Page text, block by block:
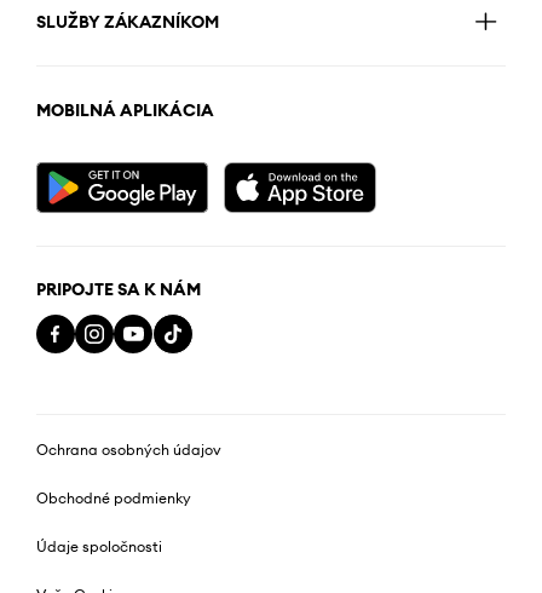
SLUŽBY ZÁKAZNÍKOM
MOBILNÁ APLIKÁCIA
PRIPOJTE SA K NÁM
Ochrana osobných údajov
Obchodné podmienky
Údaje spoločnosti